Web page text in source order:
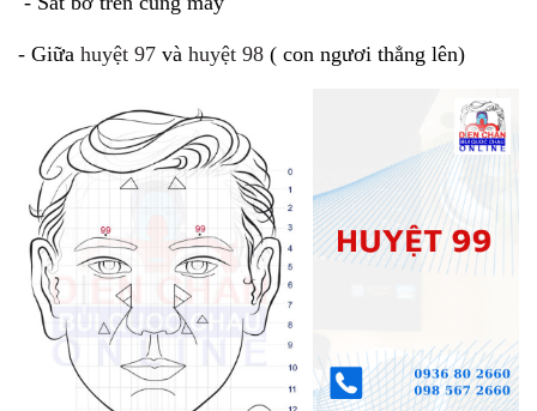
- Giữa huyệt 97 và huyệt 98 ( con ngươi thẳng lên)